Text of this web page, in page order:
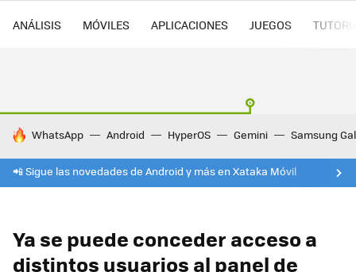
ANÁLISIS MÓVILES APLICACIONES JUEGOS
HOY SE HABLA DE
WhatsApp Android HyperOS Gemini Samsung
📲 Sigue las novedades de Android y más en Xataka Móvil
Ya se puede conceder acceso a
distintos usuarios al panel de